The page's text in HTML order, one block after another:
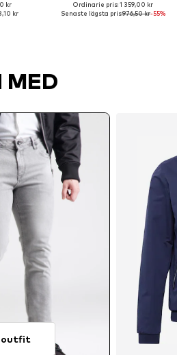
kr
kr
Tillgänglig i många storlekar
Ordinarie pris: 1 359,00 kr
Senaste lägsta pris:976,50 kr-55%
MED
outfit